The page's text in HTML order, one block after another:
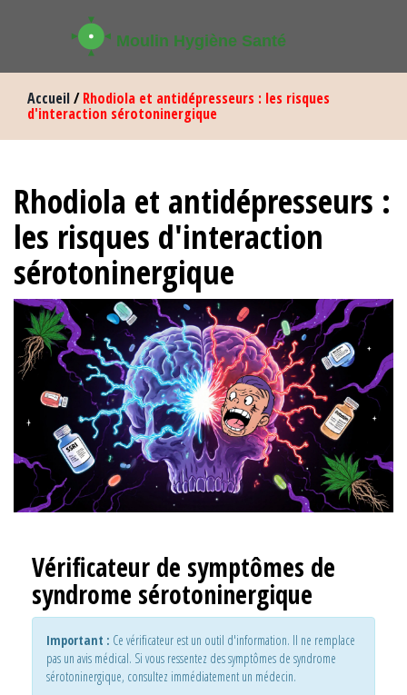
Accueil/Rhodiola et antidépresseurs : les risques
d'interaction sérotoninergique
Rhodiola et antidépresseurs :
les risques d'interaction
sérotoninergique
Vérificateur de symptômes de
syndrome sérotoninergique
Important : Ce vérificateur est un outil d'information. Il ne remplace
pas un avis médical. Si vous ressentez des symptômes de syndrome
sérotoninergique, consultez immédiatement un médecin.